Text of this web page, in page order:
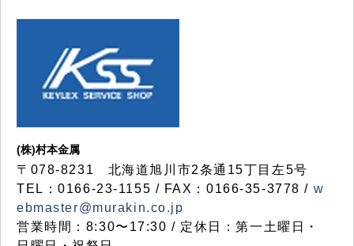
(株)村本金属
〒078-8231 北海道旭川市2条通15丁目左5号
TEL：0166-23-1155 / FAX：0166-35-3778 / w
ebmaster@murakin.co.jp
営業時間：8:30〜17:30 / 定休日：第一土曜日・